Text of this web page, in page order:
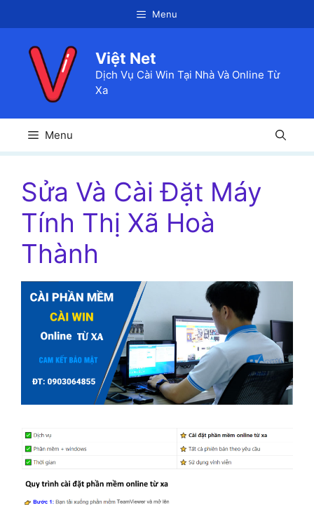
đến
Menu
Việt Net
Dịch Vụ Cài Win Tại Nhà Và Online Từ
Xa
Menu
Sửa Và Cài Đặt Máy
Tính Thị Xã Hoà
Thành